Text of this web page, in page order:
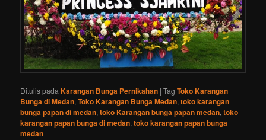
Ditulis pada Karangan Bunga Pernikahan |Tag Toko Karangan
Bunga di Medan,Toko Karangan Bunga Medan,toko karangan
bunga papan di medan,toko Karangan bunga papan medan,toko
karangan papan bunga di medan,toko karangan papan bunga
medan